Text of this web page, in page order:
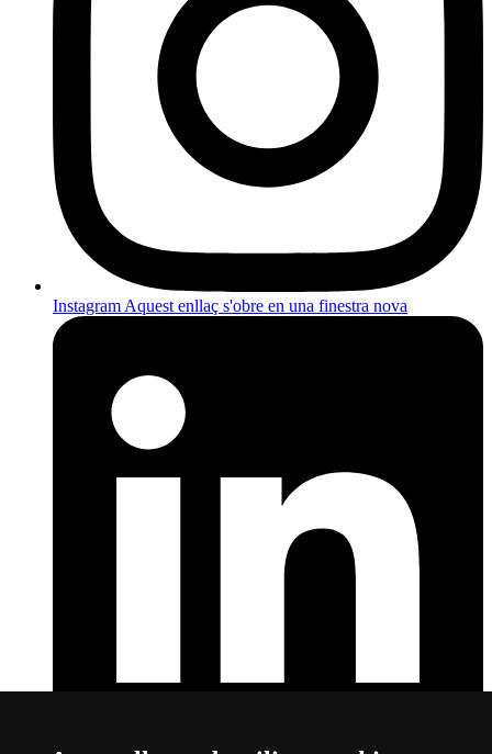
Instagram Aquest enllaç s'obre en una finestra nova